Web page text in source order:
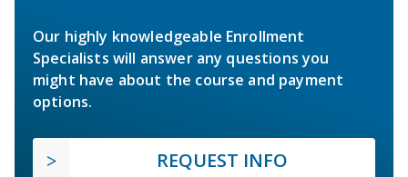
Our highly knowledgeable Enrollment
Specialists will answer any questions you
might have about the course and payment
options.
REQUEST INFO